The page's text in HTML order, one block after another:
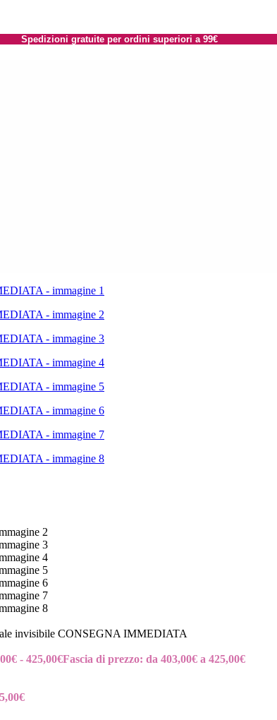
Spedizioni gratuite per ordini superiori a 99€
invisibile CONSEGNA IMMEDIATA
€ - 425,00€Fascia di prezzo: da 403,00€ a 425,00€
€